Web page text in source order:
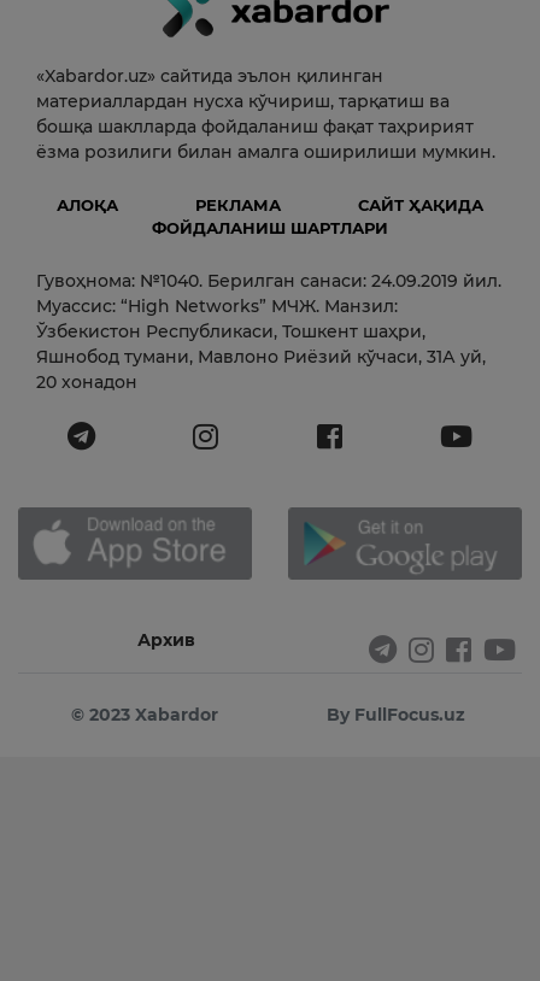
«Xabardor.uz» сайтида эълон қилинган
материаллардан нусха кўчириш, тарқатиш ва
бошқа шаклларда фойдаланиш фақат таҳририят
ёзма розилиги билан амалга оширилиши мумкин.
АЛОҚА РЕКЛАМА
САЙТ ҲАҚИДА
ФОЙДАЛАНИШ ШАРТЛАРИ
Гувоҳнома: №1040. Берилган санаси: 24.09.2019 йил.
Муассис: “High Networks” МЧЖ. Манзил:
Ўзбекистон Республикаси, Тошкент шаҳри,
Яшнобод тумани, Мавлоно Риёзий кўчаси, 31А уй,
20 хонадон
Архив
© 2023 Xabardor By FullFocus.uz